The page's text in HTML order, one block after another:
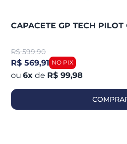
CAPACETE GP TECH PILOT
R$ 599,90
R$ 569,91
6x de R$ 99,98